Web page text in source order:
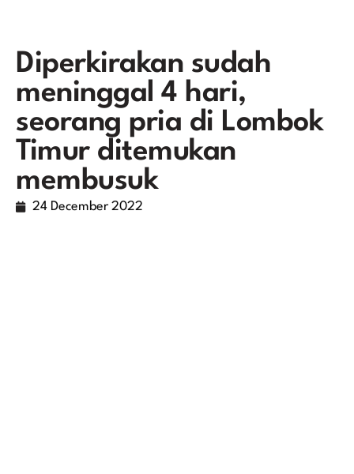
Diperkirakan sudah
meninggal 4 hari,
seorang pria di Lombok
Timur ditemukan
membusuk
24 December 2022